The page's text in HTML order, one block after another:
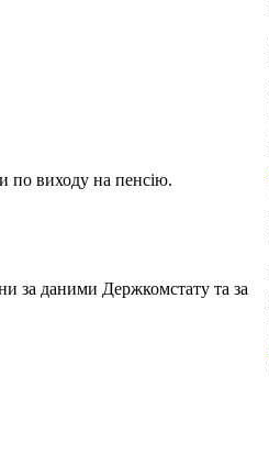
по виходу на пенсію.
за даними Держкомстату та за